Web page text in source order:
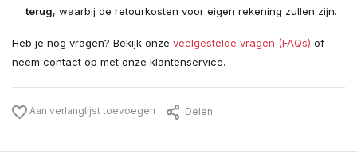
terug, waarbij de retourkosten voor eigen rekening zullen zijn.
Heb je nog vragen? Bekijk onze veelgestelde vragen (FAQs) of
neem contact op met onze klantenservice.
Aan verlanglijst toevoegen Delen